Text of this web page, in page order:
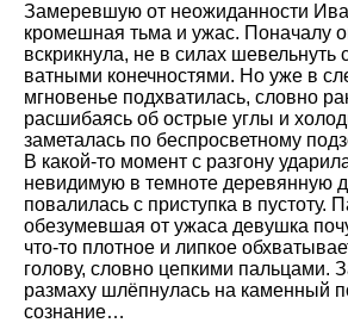
Замеревшую от неожиданности
кромешная тьма и ужас. Поначалу
вскрикнула, не в силах шевельнуть
ватными конечностями. Но уже в
мгновенье подхватилась, словно
расшибаясь об острые углы и
заметалась по беспросветному
В какой-то момент с разгону
невидимую в темноте деревянную
повалилась с приступка в пустоту.
обезумевшая от ужаса девушка
что-то плотное и липкое
голову, словно цепкими пальцами.
размаху шлёпнулась на каменный
сознание…